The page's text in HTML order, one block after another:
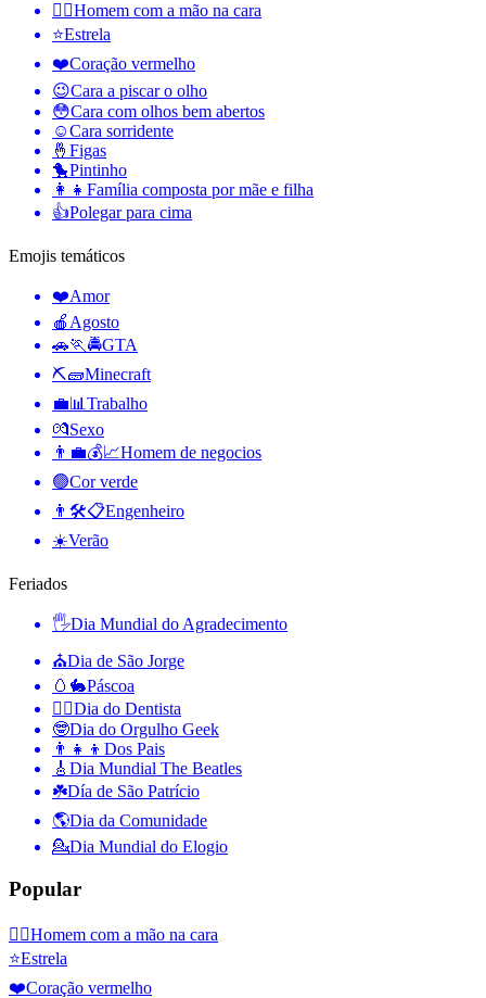
🤦‍♂️Homem com a mão na cara
⭐Estrela
❤️Coração vermelho
😉Cara a piscar o olho
😳Cara com olhos bem abertos
☺️Cara sorridente
🤞 Figas
🐤Pintinho
👩‍👧 Família composta por mãe e filha
👍Polegar para cima
Emojis temáticos
❤️Amor
🍎 Agosto
🚗🏃🚔GTA
⛏🧱Minecraft
💼📊 Trabalho
💏Sexo
👨‍💼💰📈Homem de negocios
🟢Cor verde
👨🛠📋Engenheiro
☀️Verão
Feriados
🖐Dia Mundial do Agradecimento
⛪️Dia de São Jorge
🥚🐇Páscoa
👨‍⚕️Dia do Dentista
🤓Dia do Orgulho Geek
👨‍👧‍👦 Dos Pais
🎸 Dia Mundial The Beatles
☘️Día de São Patrício
🌎Dia da Comunidade
💁Dia Mundial do Elogio
Popular
🤦‍♂️Homem com a mão na cara
⭐Estrela
❤️Coração vermelho